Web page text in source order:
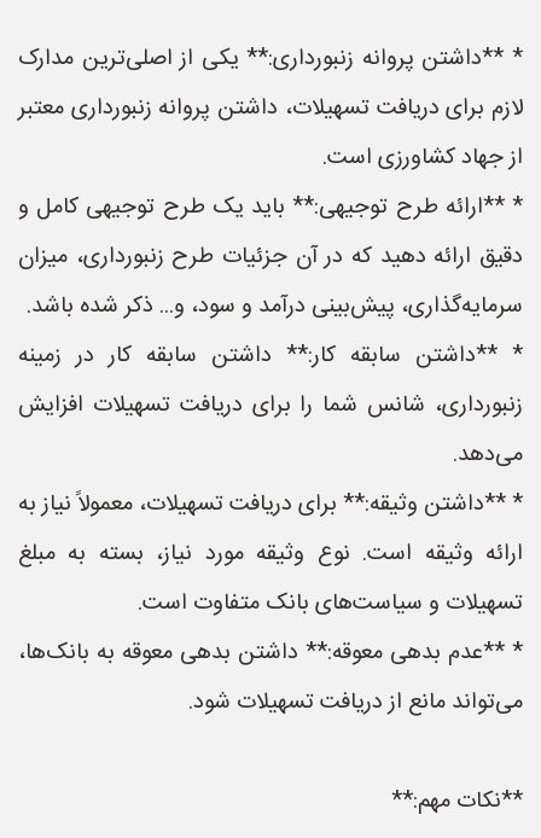
* **داشتن پروانه زنبورداری:** یکی از اصلی‌ترین مدارک
لازم برای دریافت تسهیلات، داشتن پروانه زنبورداری معتبر
از جهاد کشاورزی است.
* **ارائه طرح توجیهی:** باید یک طرح توجیهی کامل و
دقیق ارائه دهید که در آن جزئیات طرح زنبورداری، میزان
سرمایه‌گذاری، پیش‌بینی درآمد و سود، و... ذکر شده باشد.
* **داشتن سابقه کار:** داشتن سابقه کار در زمینه
زنبورداری، شانس شما را برای دریافت تسهیلات افزایش
می‌دهد.
* **داشتن وثیقه:** برای دریافت تسهیلات، معمولاً نیاز به
ارائه وثیقه است. نوع وثیقه مورد نیاز، بسته به مبلغ
تسهیلات و سیاست‌های بانک متفاوت است.
* **عدم بدهی معوقه:** داشتن بدهی معوقه به بانک‌ها،
می‌تواند مانع از دریافت تسهیلات شود.
**نکات مهم:**